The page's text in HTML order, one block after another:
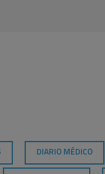
DIARIO MÉDICO